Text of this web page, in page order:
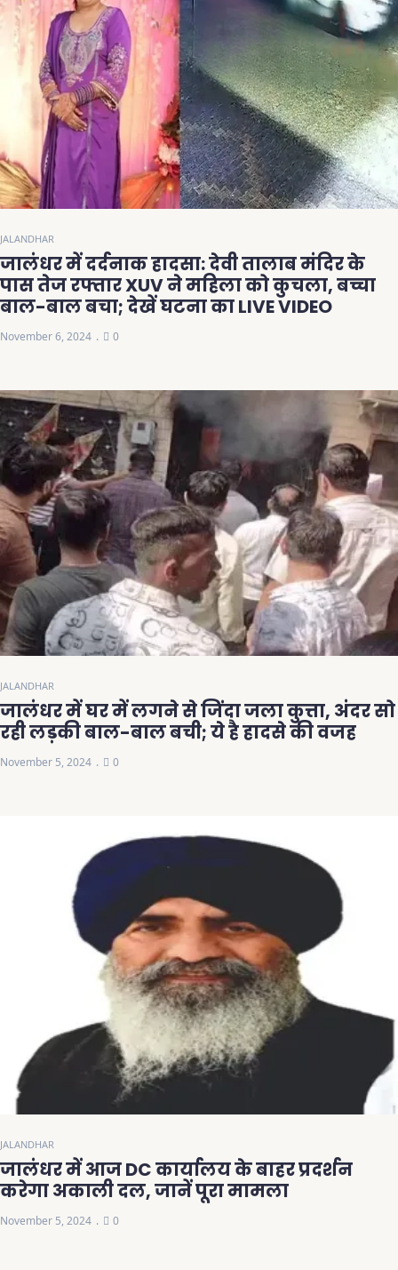
JALANDHAR
जालंधर में दर्दनाक हादसा: देवी तालाब मंदिर के
पास तेज रफ्तार XUV ने महिला को कुचला, बच्चा
बाल-बाल बचा; देखें घटना का LIVE VIDEO
November 6, 2024 0
JALANDHAR
जालंधर में घर में लगने से जिंदा जला कुत्ता, अंदर सो
रही लड़की बाल-बाल बची; ये है हादसे की वजह
November 5, 2024 0
JALANDHAR
जालंधर में आज DC कार्यालय के बाहर प्रदर्शन
करेगा अकाली दल, जानें पूरा मामला
November 5, 2024 0